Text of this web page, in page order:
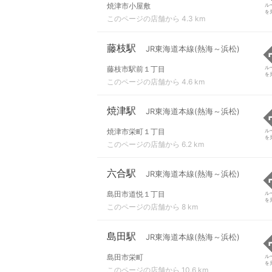
焼津市小屋敷
このページの店舗から 4.3 km
ル
を
藤枝駅 JR東海道本線(熱海～浜松)
藤枝市駅前１丁目
このページの店舗から 4.6 km
ル
を
焼津駅 JR東海道本線(熱海～浜松)
焼津市栄町１丁目
このページの店舗から 6.2 km
ル
を
六合駅 JR東海道本線(熱海～浜松)
島田市道悦１丁目
このページの店舗から 8 km
ル
を
島田駅 JR東海道本線(熱海～浜松)
島田市栄町
このページの店舗から 10.6 km
ル
を